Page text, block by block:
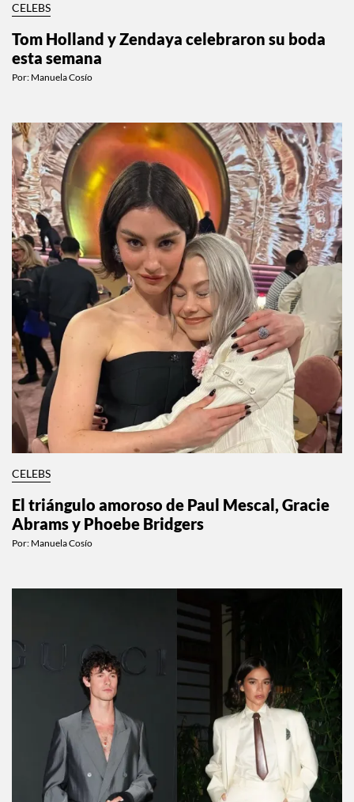
CELEBS
Tom Holland y Zendaya celebraron su boda
esta semana
Por: Manuela Cosío
CELEBS
El triángulo amoroso de Paul Mescal, Gracie
Abrams y Phoebe Bridgers
Por: Manuela Cosío